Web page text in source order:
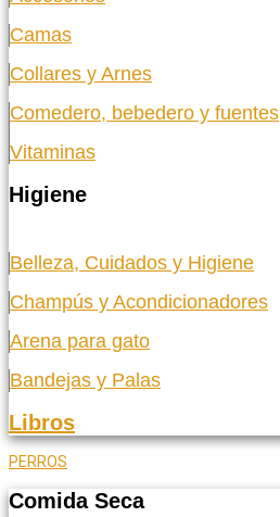
Camas
Collares y Arnes
Comedero, bebedero y fuentes
Vitaminas
Higiene
Belleza, Cuidados y Higiene
Champús y Acondicionadores
Arena para gato
Bandejas y Palas
Libros
PERROS
Comida Seca